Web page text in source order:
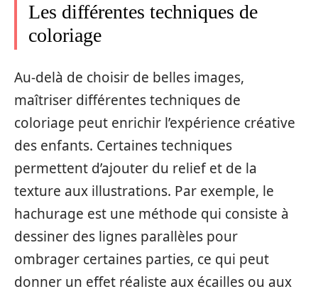
Les différentes techniques de
coloriage
Au-delà de choisir de belles images,
maîtriser différentes techniques de
coloriage peut enrichir l’expérience créative
des enfants. Certaines techniques
permettent d’ajouter du relief et de la
texture aux illustrations. Par exemple, le
hachurage est une méthode qui consiste à
dessiner des lignes parallèles pour
ombrager certaines parties, ce qui peut
donner un effet réaliste aux écailles ou aux